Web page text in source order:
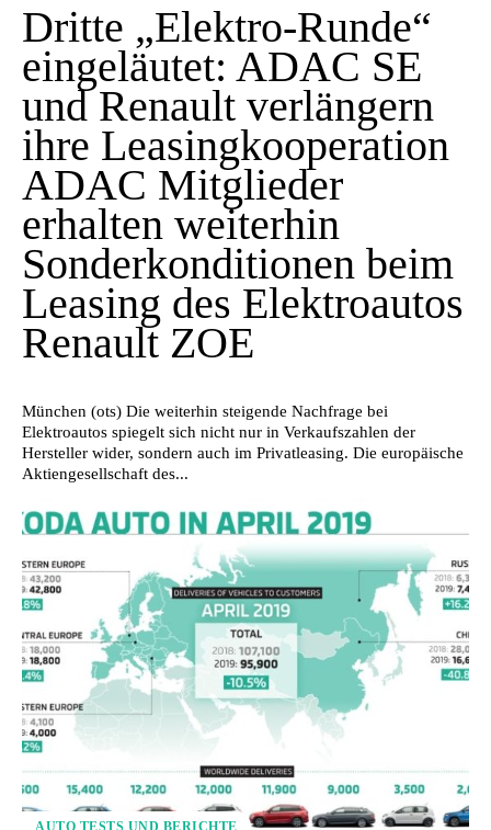
Dritte „Elektro-Runde“
eingeläutet: ADAC SE
und Renault verlängern
ihre Leasingkooperation
ADAC Mitglieder
erhalten weiterhin
Sonderkonditionen beim
Leasing des Elektroautos
Renault ZOE
München (ots) Die weiterhin steigende Nachfrage bei
Elektroautos spiegelt sich nicht nur in Verkaufszahlen der
Hersteller wider, sondern auch im Privatleasing. Die europäische
Aktiengesellschaft des...